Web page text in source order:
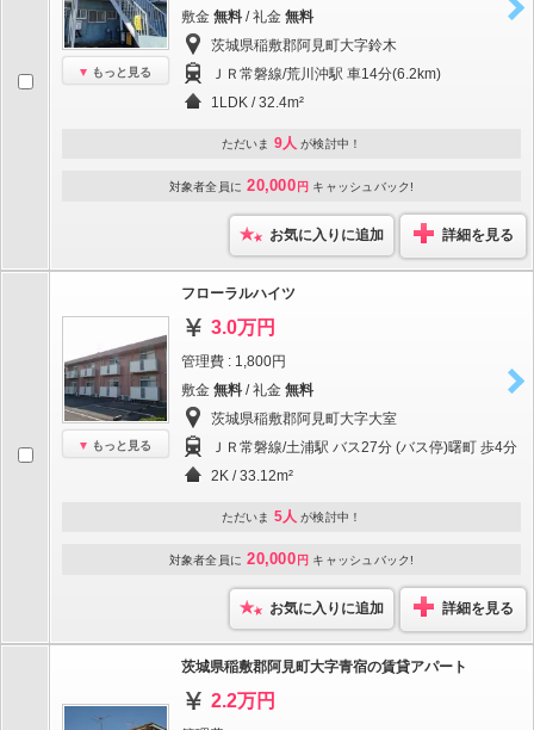
もっと見る
敷金 無料 / 礼金 無料
茨城県稲敷郡阿見町大字鈴木
ＪＲ常磐線/荒川沖駅 車14分(6.2km)
1LDK / 32.4m²
ただいま 9人 が検討中！
対象者全員に 20,000 円 キャッシュバック!
お気に入りに追加 詳細を見る
もっと見る
フローラルハイツ
3.0万円
管理費 : 1,800円
敷金 無料 / 礼金 無料
茨城県稲敷郡阿見町大字大室
ＪＲ常磐線/土浦駅 バス27分 (バス停)曙町 歩4分
2K / 33.12m²
ただいま 5人 が検討中！
対象者全員に 20,000 円 キャッシュバック!
お気に入りに追加 詳細を見る
茨城県稲敷郡阿見町大字青宿の賃貸アパート
2.2万円